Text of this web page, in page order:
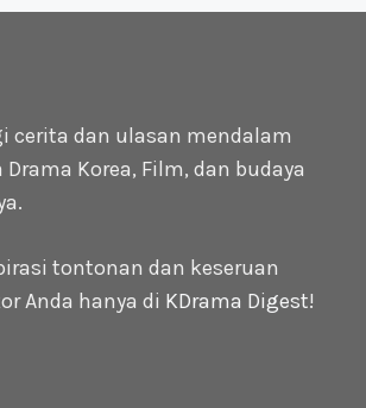
cerita dan ulasan mendalam
Korea, Film, dan budaya
tontonan dan keseruan
Anda hanya di KDrama Digest!